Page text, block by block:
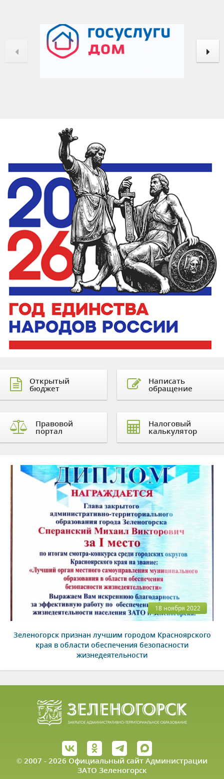
Открытый
бюджет
Правовой
портал
Написать
обращение
Налоговый
калькулятор
18 ноября 2022
Зеленогорск признан лучшим городом Красноярского
края в области обеспечения безопасности
жизнедеятельности
© 2007 - 2026 Официальный сайт Администрации
ЗАТО Зеленогорск